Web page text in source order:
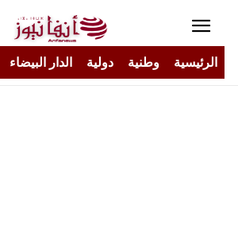
الرئيسية وطنية دولية الدار البيضاء